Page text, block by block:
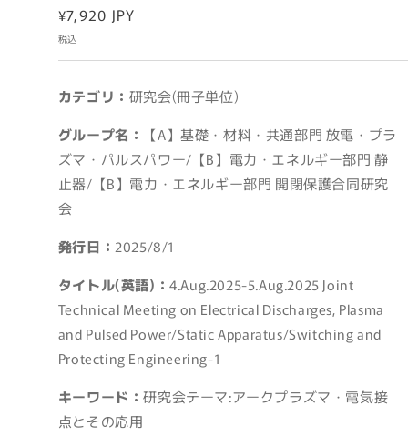
通
常
価
¥7,920 JPY
税込
カテゴリ： 研究会(冊子単位)
グループ名：
【A】基礎・材料・共通部門 放電・プラ
ズマ・パルスパワー/【B】電力・エネルギー部門 静
止器/【B】電力・エネルギー部門 開閉保護合同研究
会
発行日： 2025/8/1
タイトル(英語)：4.Aug.2025-5.Aug.2025 Joint
Technical Meeting on Electrical Discharges, Plasma
and Pulsed Power/Static Apparatus/Switching and
Protecting Engineering-1
キーワード：研究会テーマ:アークプラズマ・電気接
点とその応用